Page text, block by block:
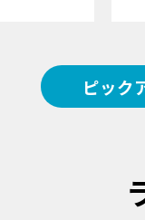
ピック